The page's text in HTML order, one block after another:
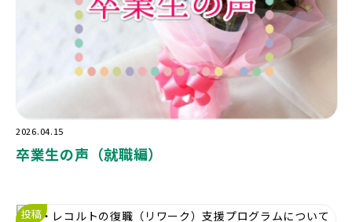
2026.04.15
卒業生の声（就職編）
投稿